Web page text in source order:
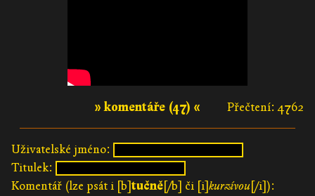
Přečtení: 4762
» komentáře (47) «
Uživatelské jméno:
Titulek:
Komentář (lze psát i [b]tučně[/b] či [i]kurzívou[/i]):